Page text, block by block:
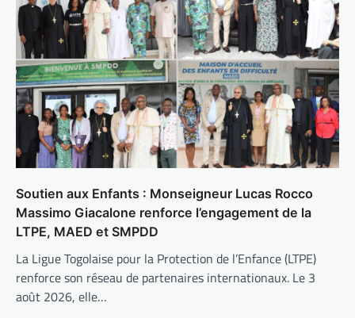
Soutien aux Enfants : Monseigneur Lucas Rocco
Massimo Giacalone renforce l’engagement de la
LTPE, MAED et SMPDD
La Ligue Togolaise pour la Protection de l’Enfance (LTPE)
renforce son réseau de partenaires internationaux. Le 3
août 2026, elle…